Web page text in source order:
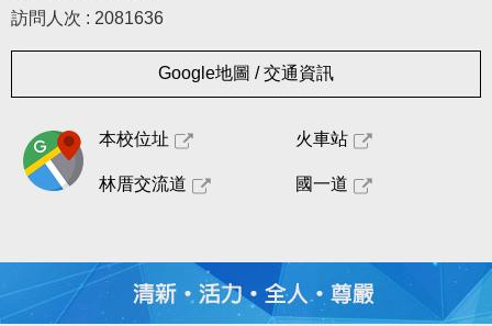
訪問人次 : 2081636
Google地圖 / 交通資訊
本校位址 火車站
林厝交流道 國一道